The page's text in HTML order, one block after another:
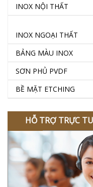
INOX NỘI THẤT
INOX NGOẠI THẤT
BẢNG MÀU INOX
SƠN PHỦ PVDF
BỀ MẶT ETCHING
HỖ TRỢ TRỰC